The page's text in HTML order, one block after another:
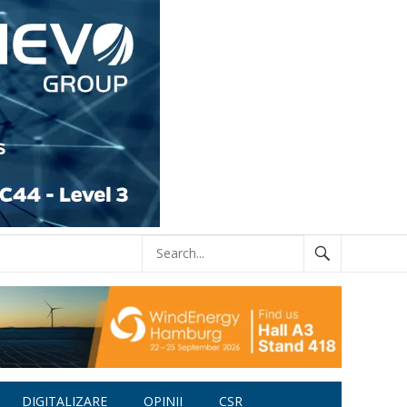
DIGITALIZARE OPINII CSR